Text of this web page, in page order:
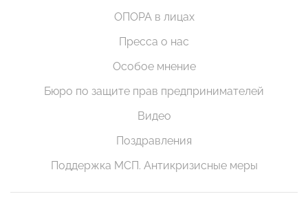
ОПОРА в лицах
Пресса о нас
Особое мнение
Бюро по защите прав предпринимателей
Видео
Поздравления
Поддержка МСП. Антикризисные меры